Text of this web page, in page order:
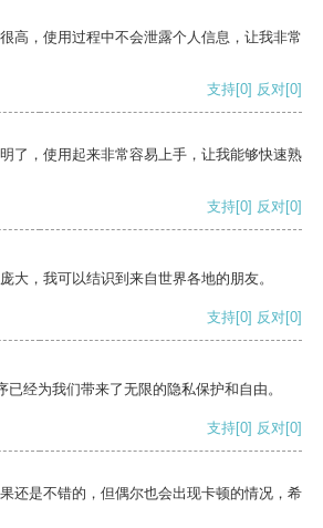
高，使用过程中不会泄露个人信息，让我非常
支持[0] 反对[0]
了，使用起来非常容易上手，让我能够快速熟
支持[0] 反对[0]
大，我可以结识到来自世界各地的朋友。
支持[0] 反对[0]
经为我们带来了无限的隐私保护和自由。
支持[0] 反对[0]
还是不错的，但偶尔也会出现卡顿的情况，希